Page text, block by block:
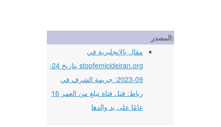
المصدر:
مقال بالإنجليزية في
stopfemicideiran.org بتاريخ 24-
09-2023: جريمة الشرف في
رباط: قتل فتاة تبلغ من العمر 16
عامًا على يد والدها